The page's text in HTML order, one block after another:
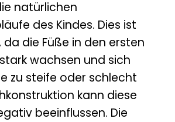
natürlichen
des Kindes. Dies ist
die Füße in den ersten
wachsen und sich
zu steife oder schlecht
kann diese
beeinflussen. Die